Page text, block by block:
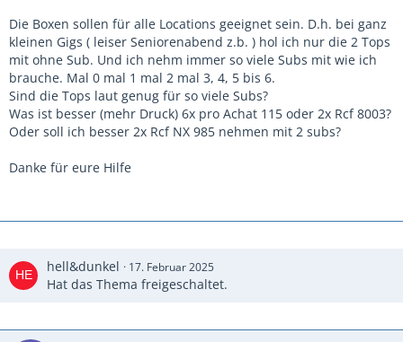
Die Boxen sollen für alle Locations geeignet sein. D.h. bei ganz
kleinen Gigs ( leiser Seniorenabend z.b. ) hol ich nur die 2 Tops
mit ohne Sub. Und ich nehm immer so viele Subs mit wie ich
brauche. Mal 0 mal 1 mal 2 mal 3, 4, 5 bis 6.
Sind die Tops laut genug für so viele Subs?
Was ist besser (mehr Druck) 6x pro Achat 115 oder 2x Rcf 8003?
Oder soll ich besser 2x Rcf NX 985 nehmen mit 2 subs?
Danke für eure Hilfe
hell&dunkel 17. Februar 2025
Hat das Thema freigeschaltet.